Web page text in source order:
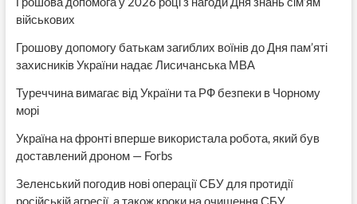
військових
Грошову допомогу батькам загиблих воїнів до Дня пам’яті
захисників України надає Лисичанська МВА
Туреччина вимагає від України та РФ безпеки в Чорному
морі
Україна на фронті вперше використала робота, який був
доставлений дроном — Forbs
Зеленський погодив нові операції СБУ для протидії
російській агресії, а також кроки на очищення СБУ